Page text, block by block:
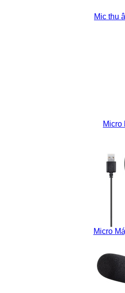
Mic thu
Micro
Micro